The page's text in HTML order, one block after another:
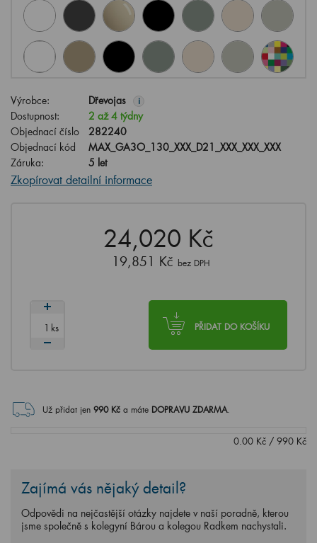
Výrobce: Dřevojas i
Dostupnost:
2 až 4 týdny
Objednací číslo
282240
Objednací kód
MAX_GA3O_130_XXX_D21_XXX_XXX_XXX
Záruka:
5 let
Zkopírovat detailní informace
24,020 Kč
19,851 Kč bez DPH
PŘIDAT DO KOŠÍKU
ks
Už přidat jen 990Kč a máte DOPRAVU ZDARMA.
0.00 Kč / 990 Kč
Zajímá vás nějaký detail?
Odpovědi na nejčastější otázky najdete v naší poradně, kterou
jsme společně s kolegyní Bárou a kolegou Radkem nachystali.